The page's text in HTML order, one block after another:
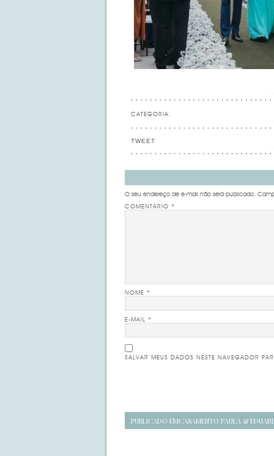
CATEGORIA:
TWEET
O seu endereço de e-mail não será publicado.
COMENTÁRIO *
NOME *
E-MAIL *
SALVAR MEUS DADOS NESTE NAVEGADOR
Navegação
PUBLICADO EMCASAMENTO PAULA &